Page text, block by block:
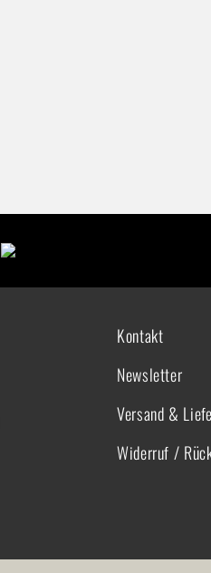
Kontakt
Newsletter
Versand &
Widerruf /